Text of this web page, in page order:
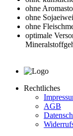
ohne
ohne
ohne
optimale
Rechtliches
AGB